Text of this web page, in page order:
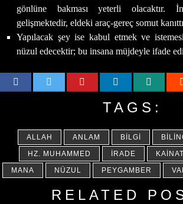
gönlüne bakması yeterli olacaktır.
gelişmektedir, eldeki araç-gereç somut
Yapılacak şey ise kabul etmek ve
nüzul edecektir; bu insana müjdeyle ifade
TAGS:
ALLAH ANLAM BILGI
HZ. MUHAMMED
İRADE KAINAT
MANA
NÜZUL PEYGAMBER
RELATED